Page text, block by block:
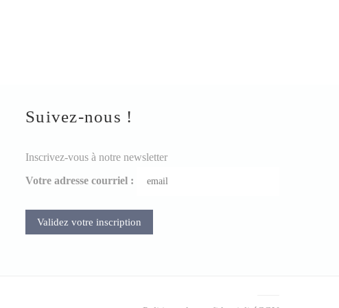
Suivez-nous !
Inscrivez-vous à notre newsletter
Votre adresse courriel :